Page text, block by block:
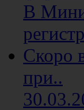
В
Скоро
при..